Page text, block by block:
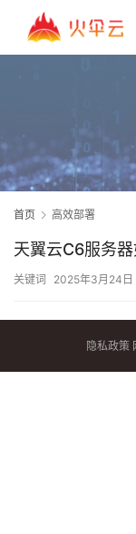
首页 高效部署
天翼云C6服务器
关键词 2025年3月24日
隐私政策